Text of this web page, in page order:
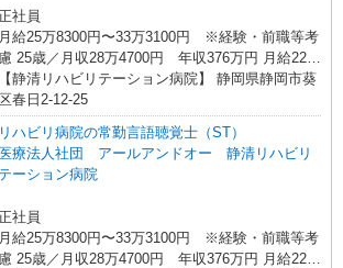
円+業績給1.5万円+退職前払金1万6100円+役
職手当5万円+住宅手当1万円
社員
月給25万8300円〜33万3100円 ※経験・前職等考
慮 25歳／月収28万4700円 年収376万円 月給22万
8,200円+業績給1.5万円+退職前払金1万1500円+住
宅手当3万円 30歳・リーダー（5〜6名のセラピス
を束ねる役職）／月収34万6460円 年収456万
円 月給27万7560円+業績給1.5万円+退職前払金1
3900円+役職手当2万円+住宅手当2万円 35歳・
コーディネーター（20名程のセラピストを束ねる
円+業績給1.5万円+退職前払金1万6100円+役
職手当5万円+住宅手当1万円
【静清リハビリテーション病院】 静岡県静岡市葵
区春日2-12-25
リハビリ病院の常勤言語聴覚士（ST）
医療法人社団 アールアンドオー 静清リハビリ
テーション病院
社員
月給25万8300円〜33万3100円 ※経験・前職等考
慮 25歳／月収28万4700円 年収376万円 月給22万